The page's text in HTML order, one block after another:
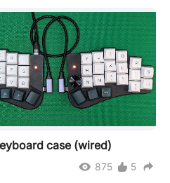
case (wired)
875 5